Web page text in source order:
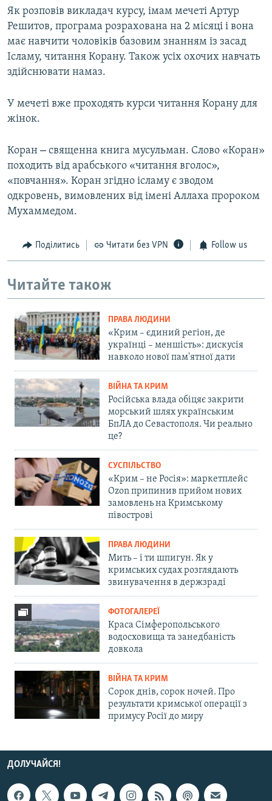
Як розповів викладач курсу, імам мечеті Артур
Решитов, програма розрахована на 2 місяці і вона
має навчити чоловіків базовим знанням із засад
Ісламу, читання Корану. Також усіх охочих навчать
здійснювати намаз.
У мечеті вже проходять курси читання Корану для
жінок.
Коран – священна книга мусульман. Слово «Коран»
походить від арабського «читання вголос»,
«повчання». Коран згідно ісламу є зводом
одкровень, вимовлених від імені Аллаха пророком
Мухаммедом.
Поділитись Читати без VPN Follow us
Читайте також
ПРАВА ЛЮДИНИ
«Крим – єдиний регіон, де
українці – меншість»: дискусія
навколо нової пам'ятної дати
ВІЙНА ТА КРИМ
Російська влада обіцяє закрити
морський шлях українським
БпЛА до Севастополя. Чи реально
це?
СУСПІЛЬСТВО
«Крим – не Росія»: маркетплейс
Ozon припинив прийом нових
замовлень на Кримському
півострові
ПРАВА ЛЮДИНИ
Мить – і ти шпигун. Як у
кримських судах розглядають
звинувачення в держзраді
ФОТОГАЛЕРЕЇ
Краса Сімферопольського
водосховища та занедбаність
довкола
ВІЙНА ТА КРИМ
Сорок днів, сорок ночей. Про
результати кримської операції з
примусу Росії до миру
ДОЛУЧАЙСЯ!